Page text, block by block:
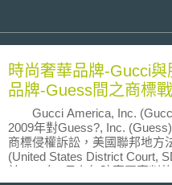
時尚奢華品牌-Gucci與
品牌-Guess間之商標
Gucci America, Inc.
2009年對Guess?, Inc.
商標侵權訴訟，美國聯邦地方
(United States District Court,
於2012年5月在無陪審團審判